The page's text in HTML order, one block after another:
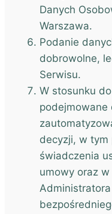
Danych
Warszawa.
Podanie
dobrowolne,
Serwisu.
W stosunku
podejmowane
decyzji, w tym
świadczenia
umowy oraz